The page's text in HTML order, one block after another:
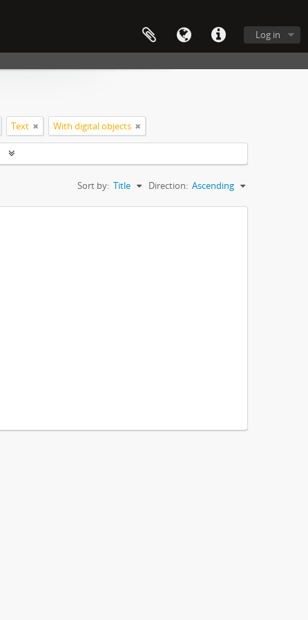
Log in
Text With digital objects
Sort by: Title Direction: Ascending